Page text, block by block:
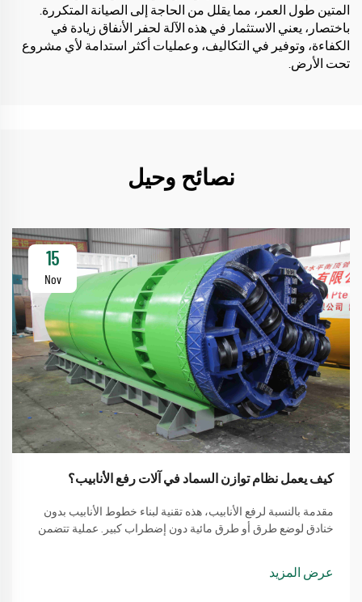
المتين طول العمر، مما يقلل من الحاجة إلى الصيانة المتكررة.
باختصار، يعني الاستثمار في هذه الآلة لحفر الأنفاق زيادة في
الكفاءة، وتوفير في التكاليف، وعمليات أكثر استدامة لأي مشروع
تحت الأرض.
نصائح وحيل
15
Nov
كيف يعمل نظام توازن السماد في آلات رفع الأنابيب؟
مقدمة بالنسبة لرفع الأنابيب، هذه تقنية لبناء خطوط الأنابيب بدون
خنادق لوضع طرق أو طرق مائية دون إضطراب كبير. عملية تتضمن
عرض المزيد